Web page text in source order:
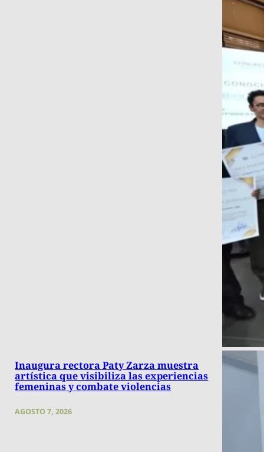
Inaugura rectora Paty Zarza muestra
artística que visibiliza las experiencias
femeninas y combate violencias
AGOSTO 7, 2026